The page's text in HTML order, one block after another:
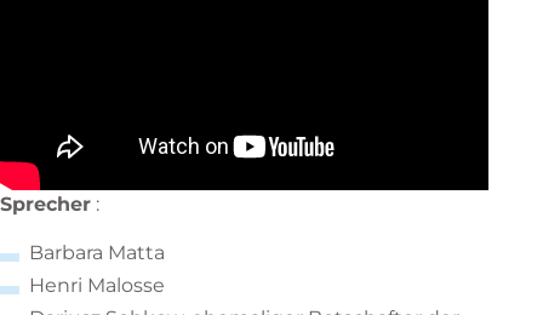
Sprecher :
Barbara Matta
Henri Malosse